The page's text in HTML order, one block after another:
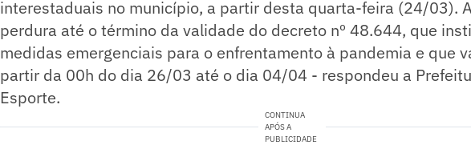
interestaduais no município, a partir desta quarta-feira (24/03).
perdura até o término da validade do decreto nº 48.644, que
medidas emergenciais para o enfrentamento à pandemia e que
partir da 00h do dia 26/03 até o dia 04/04 - respondeu a
Esporte.
CONTINUA
APÓS A
PUBLICIDADE